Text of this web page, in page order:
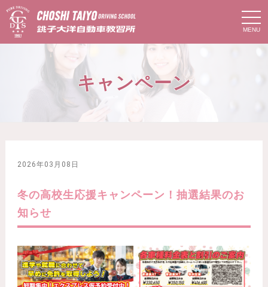
t
o
g
g
キャンペーン
2026年03月08日
冬の高校生応援キャンペーン！抽選結果のお
知らせ